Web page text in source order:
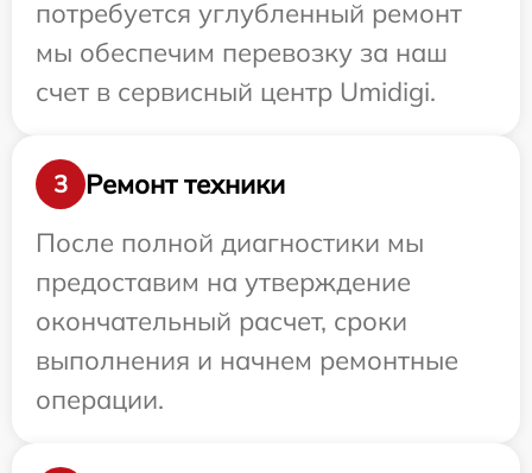
потребуется углубленный ремонт
мы обеспечим перевозку за наш
счет в сервисный центр Umidigi.
3
Ремонт техники
После полной диагностики мы
предоставим на утверждение
окончательный расчет, сроки
выполнения и начнем ремонтные
операции.